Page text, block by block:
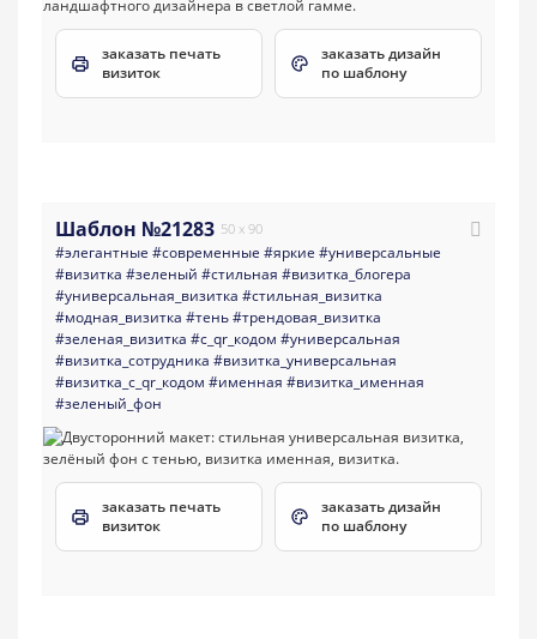
заказать печать
визиток
заказать дизайн
по шаблону
Шаблон №21283 50 x 90
#элегантные #современные #яркие #универсальные
#визитка #зеленый #стильная #визитка_блогера
#универсальная_визитка #стильная_визитка
#модная_визитка #тень#трендовая_визитка
#зеленая_визитка #с_qr_кодом #универсальная
#визитка_сотрудника #визитка_универсальная
#визитка_с_qr_кодом #именная #визитка_именная
#зеленый_фон
заказать печать
визиток
заказать дизайн
по шаблону